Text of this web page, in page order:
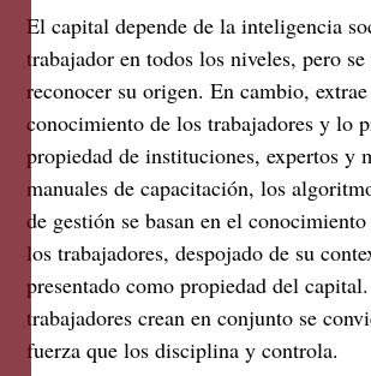
El capital depende de la inteligencia
trabajador en todos los niveles, pero se
reconocer su origen. En cambio,
conocimiento de los trabajadores y lo
propiedad de instituciones, expertos y
manuales de capacitación, los
de gestión se basan en el
los trabajadores, despojado de su
presentado como propiedad del
trabajadores crean en conjunto se
fuerza que los disciplina y controla.